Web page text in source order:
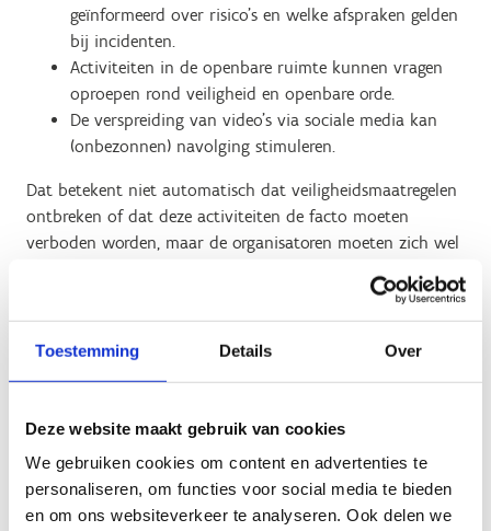
Toestemming Details Over
Deze website maakt gebruik van cookies
We gebruiken cookies om content en advertenties te
personaliseren, om functies voor social media te bieden
en om ons websiteverkeer te analyseren. Ook delen we
geïnformeerd over risico's en welke afspraken gelden
bij incidenten.
Activiteiten in de openbare ruimte kunnen vragen
oproepen rond veiligheid en openbare orde.
De verspreiding van video's via sociale media kan
(onbezonnen) navolging stimuleren.
Dat betekent niet automatisch dat veiligheidsmaatregelen
ontbreken of dat deze activiteiten de facto moeten
verboden worden, maar de organisatoren moeten zich wel
veilig sportklimaat. Op basis van de beschikbare
informatie via de sociale mediaprofielen waarop die
content wordt gedeeld, het ontbreken van
garanties beschikbaar om te kunnen garanderen dat deze
activiteiten wel aan de decretale verplichtingen voldoen
(bv. maximaal beperken van de sportspecifieke risico’s).